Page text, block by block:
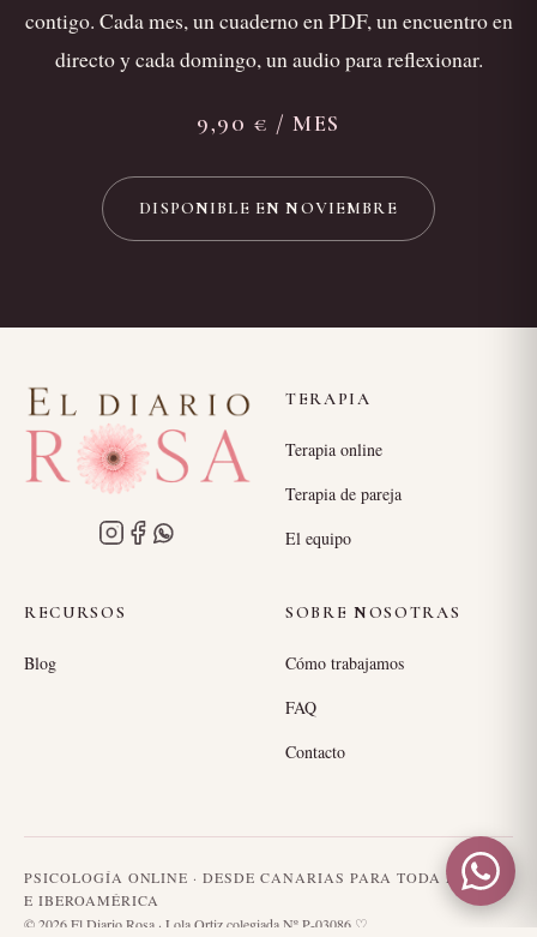
contigo. Cada mes, un cuaderno en PDF, un encuentro en
directo y cada domingo, un audio para reflexionar.
9,90 € / MES
DISPONIBLE EN NOVIEMBRE
TERAPIA
Terapia online
Terapia de pareja
El equipo
RECURSOS
Blog
SOBRE NOSOTRAS
Cómo trabajamos
FAQ
Contacto
PSICOLOGÍA ONLINE · DESDE CANARIAS PARA TODA ESPAÑA
E IBEROAMÉRICA
© 2026 El Diario Rosa · Lola Ortiz colegiada Nº P-03086 ♡